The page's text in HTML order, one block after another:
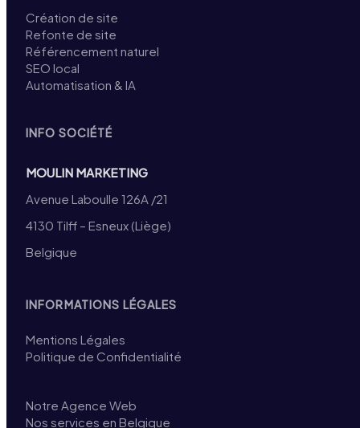
Création de site
Refonte de site
Référencement naturel
SEO local
Automatisation & IA
INFO SOCIÉTÉ
MOULIN MARKETING
Avenue Laboulle 126A /21
4130 Tilff – Esneux (Liège)
Belgique
INFORMATIONS LÉGALES
Mentions Légales
Politique de Confidentialité
Notre Agence Web
Nos services en Belgique